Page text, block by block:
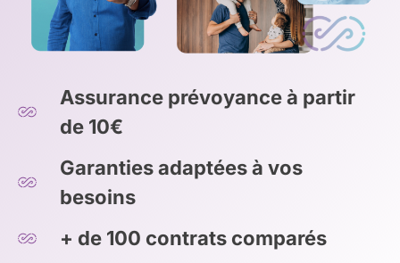
Assurance prévoyance à partir
de 10€
Garanties adaptées à vos
besoins
+ de 100 contrats comparés